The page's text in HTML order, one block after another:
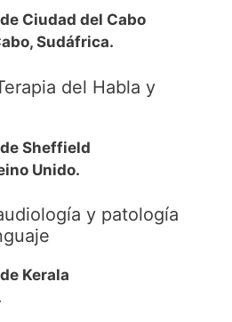
Ciudad del Cabo
Sudáfrica.
del Habla y
Sheffield
Unido.
y patología
Kerala